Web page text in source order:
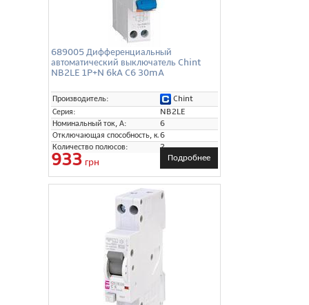
689005 Дифференциальный
автоматический выключатель Chint
NB2LE 1P+N 6kA C6 30mA
Производитель:
Chint
Серия:
NB2LE
Номинальный ток, А:
6
Отключающая способность, кА:
6
Количество полюсов:
2
933 грн Подробнее